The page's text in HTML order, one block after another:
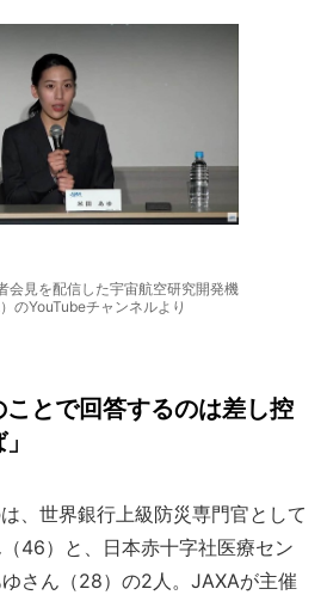
会見を配信した宇宙航空研究開発機
のYouTubeチャンネルより
ことで回答するのは差し控
、世界銀行上級防災専門官として
46）と、日本赤十字社医療セン
さん（28）の2人。JAXAが主催